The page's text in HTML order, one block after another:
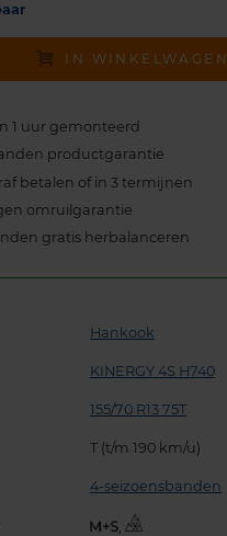
IN WINKELWAGEN
1 uur gemonteerd
productgarantie
betalen of in 3 termijnen
omruilgarantie
gratis herbalanceren
Hankook
KINERGY 4S H740
155/70 R13 75T
T (t/m 190 km/u)
4-seizoensbanden
,